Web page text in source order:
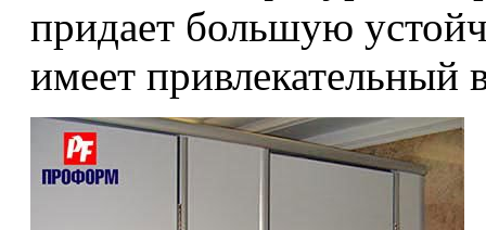
придает большую
имеет привлекательный